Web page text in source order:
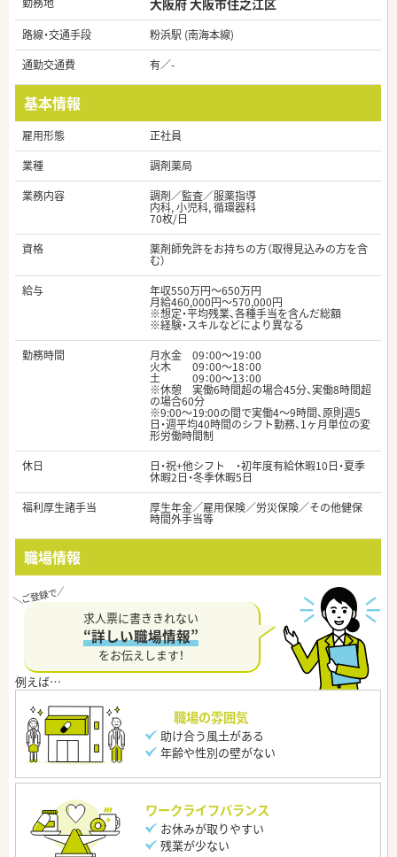
大阪府 大阪市住之江区
路線・交通手段
粉浜駅 (南海本線)
通勤交通費
有／-
基本情報
雇用形態
正社員
業種
調剤薬局
業務内容
調剤／監査／服薬指導
内科, 小児科, 循環器科
70枚/日
資格
薬剤師免許をお持ちの方（取得見込みの方を含
む）
給与
年収550万円～650万円
月給460,000円～570,000円
※想定・平均残業、各種手当を含んだ総額
※経験・スキルなどにより異なる
勤務時間
月水金 09：00～19：00
火木 09：00～18：00
土 09：00～13：00
※休憩 実働6時間超の場合45分、実働8時間超
の場合60分
※9:00～19:00の間で実働4～9時間、原則週5
日・週平均40時間のシフト勤務、1ヶ月単位の変
形労働時間制
休日
日・祝+他シフト ・初年度有給休暇10日・夏季
休暇2日・冬季休暇5日
福利厚生諸手当
厚生年金／雇用保険／労災保険／その他健保
時間外手当等
職場情報
求人票に書ききれない
“詳しい職場情報”
をお伝えします！
職場の雰囲気
助け合う風土がある
年齢や性別の壁がない
ワークライフバランス
お休みが取りやすい
残業が少ない